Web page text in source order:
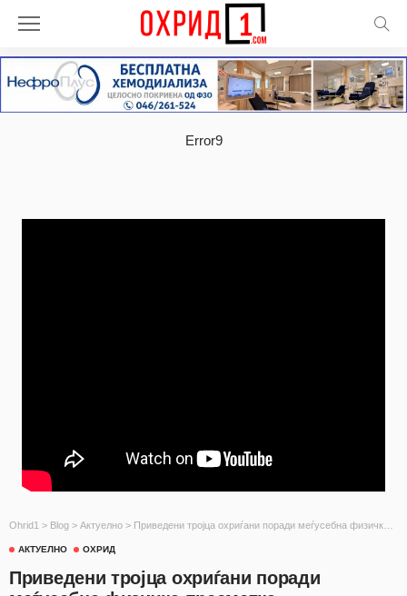
Error9
Ohrid1 > Blog > Актуелно > Приведени тројца охриѓани поради меѓусебна физичка пресметка
АКТУЕЛНО ОХРИД
Приведени тројца охриѓани поради